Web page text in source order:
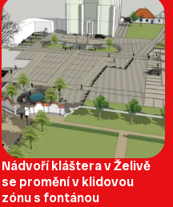
Nádvoří kláštera v Želivě
se promění v klidovou
zónu s fontánou